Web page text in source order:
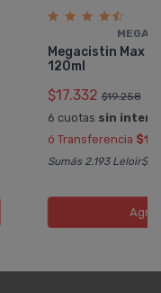
Megacistin Max
120ml
$17.332 $19.258
6 cuotas sin
ó Transferencia
Sumás 2.193 Leloir$